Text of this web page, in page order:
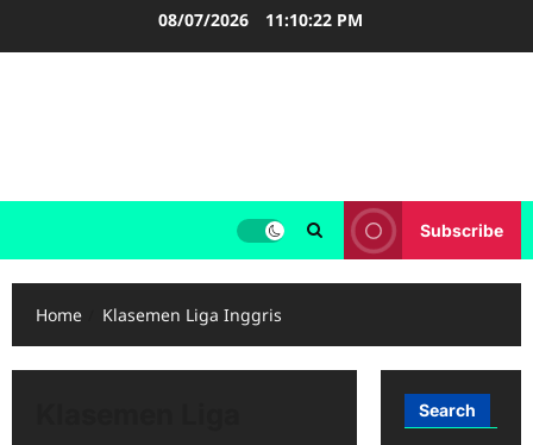
08/07/2026 11:10:22 PM
Subscribe
Home Klasemen Liga Inggris
Search